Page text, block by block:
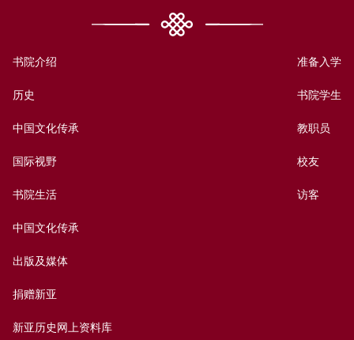
书院介绍
历史
中国文化传承
国际视野
书院生活
中国文化传承
出版及媒体
捐赠新亚
新亚历史网上资料库
准备入学
书院学生
教职员
校友
访客